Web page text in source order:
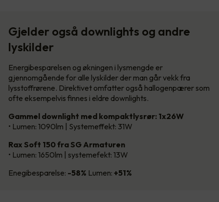
Gjelder også downlights og andre
lyskilder
Energibesparelsen og økningen i lysmengde er
gjennomgående for alle lyskilder der man går vekk fra
lysstoffrørene. Direktivet omfatter også hallogenpærer som
ofte eksempelvis finnes i eldre downlights.
Gammel downlight med kompaktlysrør: 1x26W
• Lumen: 1090lm | Systemeffekt: 31W
Rax Soft 150 fra SG Armaturen
• Lumen: 1650lm | systemefekt: 13W
Enegibesparelse: -58% Lumen: +51%